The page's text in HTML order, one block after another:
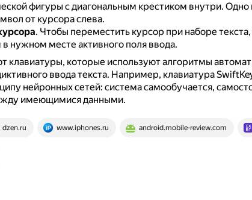
фигуры с диагональным крестиком внутри. Одно
от курсора слева.
. Чтобы переместить курсор при наборе
нужном месте активного поля ввода.
клавиатуры, которые используют алгоритмы
ввода текста. Например, клавиатура
нейронных сетей: система самообучается,
имеющимися данными.
dzen.ru www.iphones.ru android.mobile-review.com